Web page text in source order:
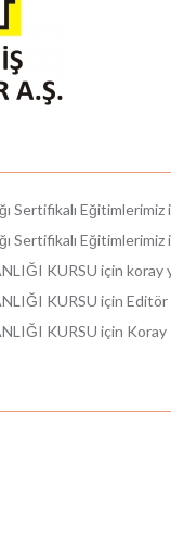
Sertifikalı Eğitimlerimiz
Sertifikalı Eğitimlerimiz
KURSU için koray
KURSU için Editör
KURSU için Koray